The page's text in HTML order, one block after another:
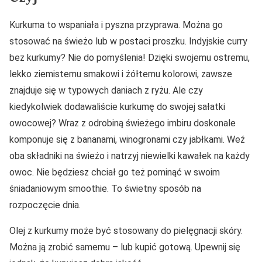
Kurkuma to wspaniała i pyszna przyprawa. Można go
stosować na świeżo lub w postaci proszku. Indyjskie curry
bez kurkumy? Nie do pomyślenia! Dzięki swojemu ostremu,
lekko ziemistemu smakowi i żółtemu kolorowi, zawsze
znajduje się w typowych daniach z ryżu. Ale czy
kiedykolwiek dodawaliście kurkumę do swojej sałatki
owocowej? Wraz z odrobiną świeżego imbiru doskonale
komponuje się z bananami, winogronami czy jabłkami. Weź
oba składniki na świeżo i natrzyj niewielki kawałek na każdy
owoc. Nie będziesz chciał go też pominąć w swoim
śniadaniowym smoothie. To świetny sposób na
rozpoczęcie dnia.
Olej z kurkumy może być stosowany do pielęgnacji skóry.
Można ją zrobić samemu – lub kupić gotową. Upewnij się